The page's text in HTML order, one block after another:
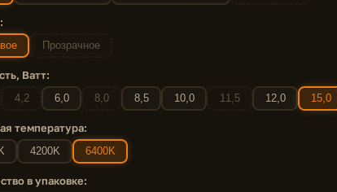
Прозрачное
Ватт:
4,2 6,0 8,0 8,5 10,0 11,5 12,0 15,0
температура:
4200K 6400K
в упаковке: